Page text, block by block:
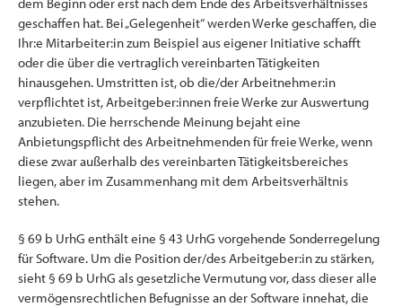
geschaffen hat. Bei „Gelegenheit“ werden Werke geschaffen, die
Ihr:e Mitarbeiter:in zum Beispiel aus eigener Initiative schafft
oder die über die vertraglich vereinbarten Tätigkeiten
hinausgehen. Umstritten ist, ob die/der Arbeitnehmer:in
verpflichtet ist, Arbeitgeber:innen freie Werke zur Auswertung
anzubieten. Die herrschende Meinung bejaht eine
Anbietungspflicht des Arbeitnehmenden für freie Werke, wenn
diese zwar außerhalb des vereinbarten Tätigkeitsbereiches
liegen, aber im Zusammenhang mit dem Arbeitsverhältnis
stehen.
§ 69 b UrhG enthält eine § 43 UrhG vorgehende Sonderregelung
für Software. Um die Position der/des Arbeitgeber:in zu stärken,
sieht § 69 b UrhG als gesetzliche Vermutung vor, dass dieser alle
vermögensrechtlichen Befugnisse an der Software innehat, die